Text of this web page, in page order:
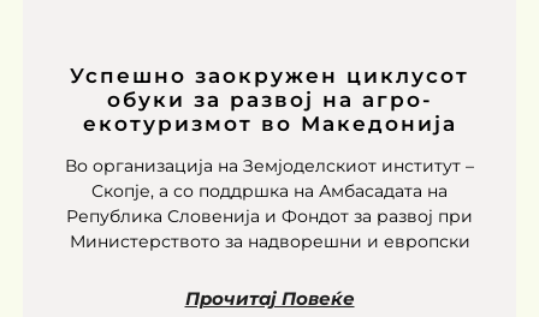
Успешно заокружен циклусот
обуки за развој на агро-
екотуризмот во Македонија
Во организација на Земјоделскиот институт –
Скопје, а со поддршка на Амбасадата на
Република Словенија и Фондот за развој при
Министерството за надворешни и европски
Прочитај Повеќе